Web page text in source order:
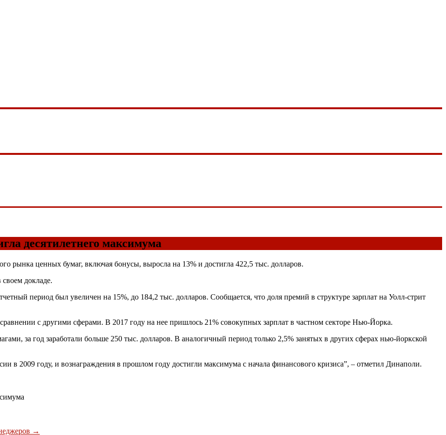
десятилетнего максимума
рынка ценных бумаг, включая бонусы, выросла на 13% и достигла 422,5 тыс. долларов.
докладе.
период был увеличен на 15%, до 184,2 тыс. долларов. Сообщается, что доля премий в структуре зарплат на Уолл-стрит
с другими сферами. В 2017 году на нее пришлось 21% совокупных зарплат в частном секторе Нью-Йорка.
за год заработали больше 250 тыс. долларов. В аналогичный период только 2,5% занятых в других сферах нью-йоркской
в 2009 году, и вознаграждения в прошлом году достигли максимума с начала финансового кризиса”, – отметил Динаполи.
→